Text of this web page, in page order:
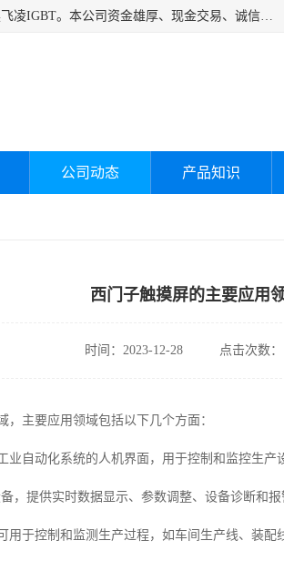
深圳市宝安区诚芯源电子商行主要经营：回收富士IGBT、回收三菱IGBT、回收英飞凌IGBT。本公司资金雄厚、现金交易、诚信待人，经过不断的探索和发展，已形成完善的评估、采购，从而为客户提供快捷价优的库存处理服务，迅速为客户消化库存，回笼资金。
公司动态 产品知识
西门子触摸屏的主要应用
时间：2023-12-28 点击次数：
主要应用领域包括以下几个方面：
业自动化系统的人机界面，用于控制和监控生产
，提供实时数据显示、参数调整、设备诊断和报
用于控制和监测生产过程，如车间生产线、装